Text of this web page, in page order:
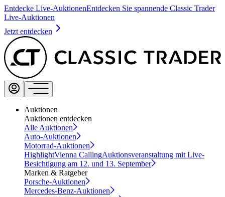
Entdecke Live-AuktionenEntdecken Sie spannende Classic Trader
Live-Auktionen
Jetzt entdecken
Auktionen
Auktionen entdecken
Alle Auktionen
Auto-Auktionen
Motorrad-Auktionen
HighlightVienna CallingAuktionsveranstaltung mit Live-
Besichtigung am 12. und 13. September
Marken & Ratgeber
Porsche-Auktionen
Mercedes-Benz-Auktionen